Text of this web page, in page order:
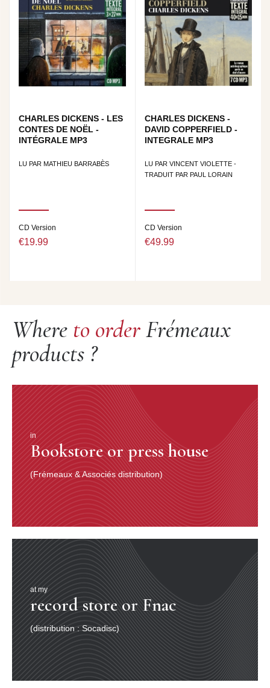
CHARLES DICKENS - LES
CONTES DE NOËL -
INTÉGRALE MP3
LU PAR MATHIEU BARRABÈS
CD Version
€19.99
CHARLES DICKENS -
DAVID COPPERFIELD -
INTEGRALE MP3
LU PAR VINCENT VIOLETTE -
TRADUIT PAR PAUL LORAIN
CD Version
€49.99
Where to orderFrémeaux
products ?
in
Bookstore or press house
(Frémeaux & Associés distribution)
at my
record store or Fnac
(distribution : Socadisc)